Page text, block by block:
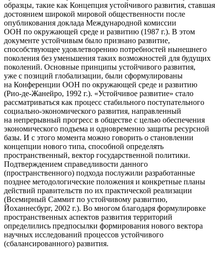
образцы, такие как Концепция устойчивого развития, ставшая
достоянием широкой мировой общественности после
опубликования доклада Международной комиссии
ООН по окружающей среде и развитию (1987 г.). В этом
документе устойчивым было признано развитие,
способствующее удовлетворению потребностей нынешнего
поколения без уменьшения таких возможностей для будущих
поколений. Основные принципы устойчивого развития,
уже с позиций глобализации, были сформулированы
на Конференции ООН по окружающей среде и развитию
(Рио-де-Жанейро, 1992 г.). «Устойчивое развитие» стало
рассматриваться как процесс стабильного поступательного
социально-экономического развития, направленный
на непрерывный прогресс в обществе с целью обеспечения
экономического подъема и одновременно защиты ресурсной
базы. И с этого момента можно говорить о становлении
концепции нового типа, способной определять
пространственный, вектор государственной политики.
Подтверждением справедливости данного
(пространственного) подхода послужили разработанные
позднее методологические положения и конкретные планы
действий правительств по их практической реализации
(Всемирный Саммит по устойчивому развитию,
Йоханнесбург, 2002 г.). Во многом благодаря формулировке
пространственных аспектов развития территорий
определились предпосылки формирования нового вектора
научных исследований процессов устойчивого
(сбалансированного) развития.